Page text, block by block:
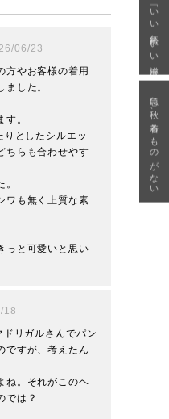
06/23
方やお客様の着用
した。
。
としたシルエッ
ちらも合わせやす
ワも無く上質な素
っと可愛いと思い
18
リガルさんでパン
ですが、考えたん
ね。それがこのヘ
では？
「いい年齢 いい洋服」
急に秋、着るものがない